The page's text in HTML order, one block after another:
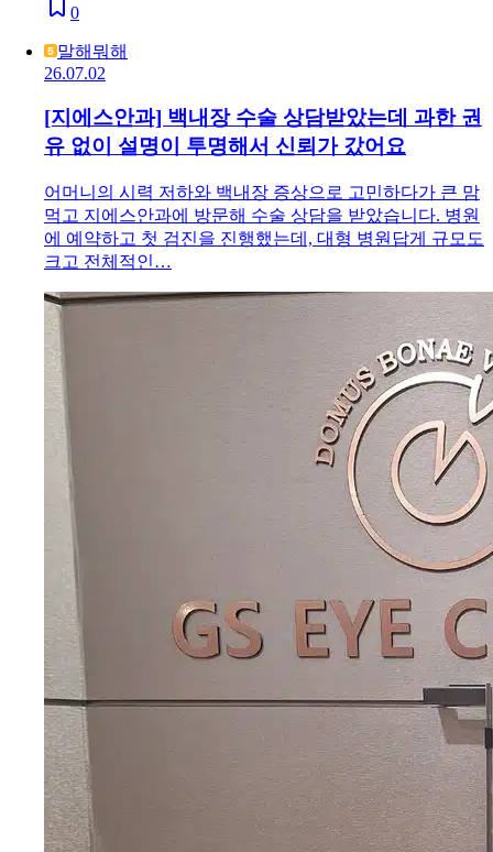
0
말해뭐해
26.07.02
[지에스안과] 백내장 수술 상담받았는데 과한 권
유 없이 설명이 투명해서 신뢰가 갔어요
어머니의 시력 저하와 백내장 증상으로 고민하다가 큰 맘
먹고 지에스안과에 방문해 수술 상담을 받았습니다. 병원
에 예약하고 첫 검진을 진행했는데, 대형 병원답게 규모도
크고 전체적인…